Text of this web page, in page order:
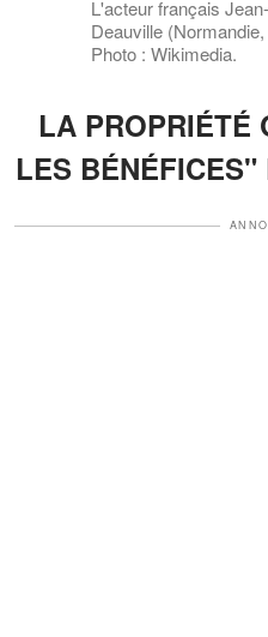
L'acteur français
Deauville
Photo : Wikimedia.
LA PROPRIÉTÉ
LES